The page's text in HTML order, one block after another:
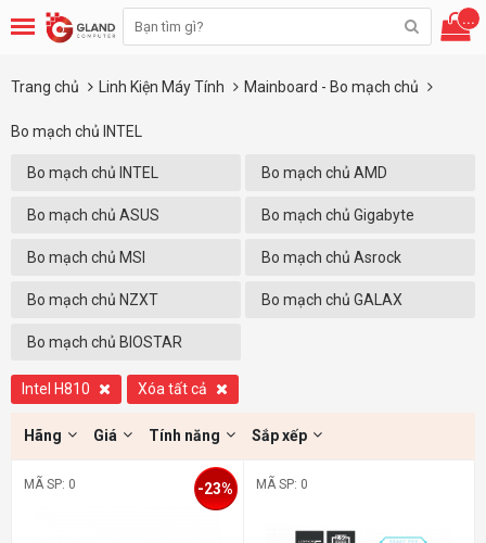
...
Trang chủ Linh Kiện Máy Tính Mainboard - Bo mạch chủ
Bo mạch chủ INTEL
Bo mạch chủ INTEL Bo mạch chủ AMD
Bo mạch chủ ASUS Bo mạch chủ Gigabyte
Bo mạch chủ MSI Bo mạch chủ Asrock
Bo mạch chủ NZXT Bo mạch chủ GALAX
Bo mạch chủ BIOSTAR
Intel H810 Xóa tất cả
Hãng Giá Tính năng Sắp xếp
MÃ SP: 0 -23% MÃ SP: 0